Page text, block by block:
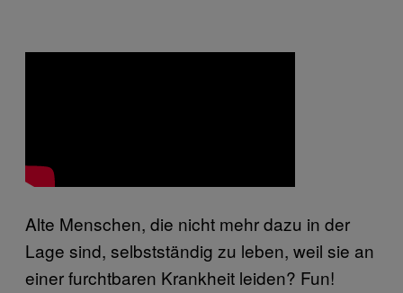
Alte Menschen, die nicht mehr dazu in der
Lage sind, selbstständig zu leben, weil sie an
einer furchtbaren Krankheit leiden? Fun!